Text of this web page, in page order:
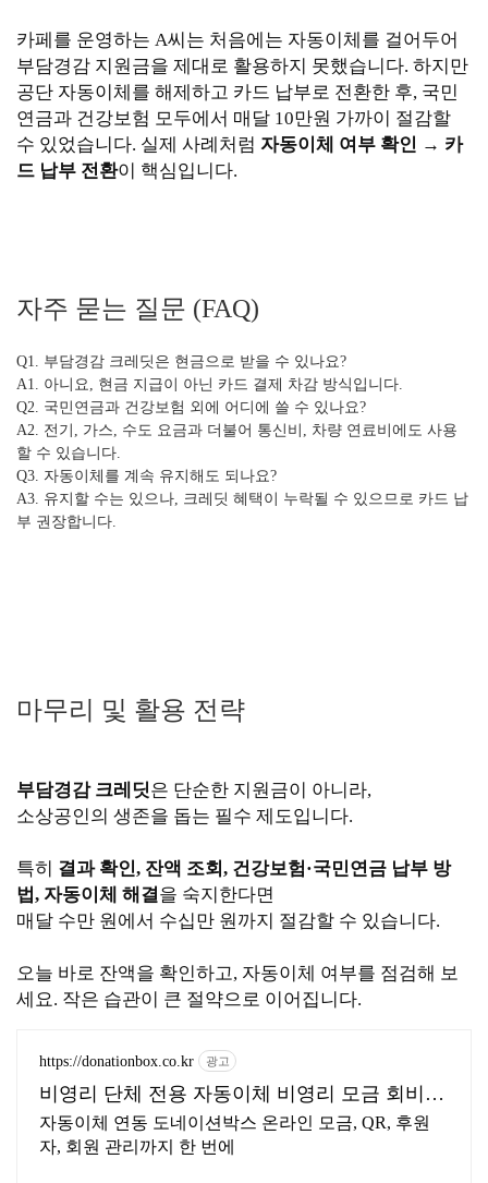
카페를 운영하는 A씨는 처음에는 자동이체를 걸어두어
부담경감 지원금을 제대로 활용하지 못했습니다. 하지만
공단 자동이체를 해제하고 카드 납부로 전환한 후, 국민
연금과 건강보험 모두에서 매달 10만원 가까이 절감할
수 있었습니다. 실제 사례처럼 자동이체 여부 확인 → 카
드 납부 전환이 핵심입니다.
자주 묻는 질문 (FAQ)
Q1. 부담경감 크레딧은 현금으로 받을 수 있나요?
A1. 아니요, 현금 지급이 아닌 카드 결제 차감 방식입니다.
Q2. 국민연금과 건강보험 외에 어디에 쓸 수 있나요?
A2. 전기, 가스, 수도 요금과 더불어 통신비, 차량 연료비에도 사용
할 수 있습니다.
Q3. 자동이체를 계속 유지해도 되나요?
A3. 유지할 수는 있으나, 크레딧 혜택이 누락될 수 있으므로 카드 납
부 권장합니다.
마무리 및 활용 전략
부담경감 크레딧은 단순한 지원금이 아니라,
소상공인의 생존을 돕는 필수 제도입니다.
특히 결과 확인, 잔액 조회, 건강보험·국민연금 납부 방
법, 자동이체 해결을 숙지한다면
매달 수만 원에서 수십만 원까지 절감할 수 있습니다.
오늘 바로 잔액을 확인하고, 자동이체 여부를 점검해 보
세요. 작은 습관이 큰 절약으로 이어집니다.
https://donationbox.co.kr 광고
비영리 단체 전용 자동이체 비영리 모금 회비관
리 플랫폼
자동이체 연동 도네이션박스 온라인 모금, QR, 후원
자, 회원 관리까지 한 번에